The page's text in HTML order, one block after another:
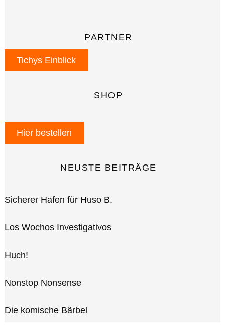
PARTNER
Tichys Einblick
SHOP
Hier bestellen
NEUSTE BEITRÄGE
Sicherer Hafen für Huso B.
Los Wochos Investigativos
Huch!
Nonstop Nonsense
Die komische Bärbel